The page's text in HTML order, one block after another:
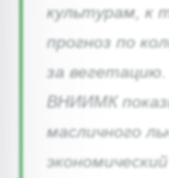
культурам, к
прогноз по
за вегетацию.
ВНИИМК
масличного